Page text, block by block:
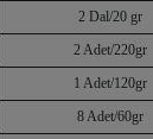
2 Dal/20 gr
2 Adet/220gr
1 Adet/120gr
8 Adet/60gr